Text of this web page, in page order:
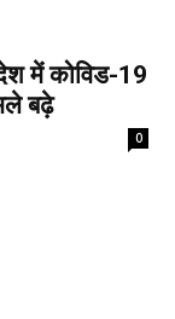
देश में कोविड-19
बढ़े
0